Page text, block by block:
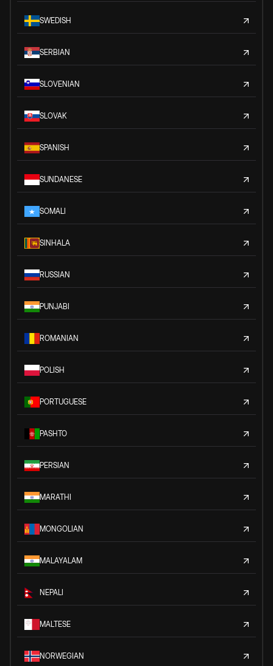
SWEDISH
SERBIAN
SLOVENIAN
SLOVAK
SPANISH
SUNDANESE
SOMALI
SINHALA
RUSSIAN
PUNJABI
ROMANIAN
POLISH
PORTUGUESE
PASHTO
PERSIAN
MARATHI
MONGOLIAN
MALAYALAM
NEPALI
MALTESE
NORWEGIAN